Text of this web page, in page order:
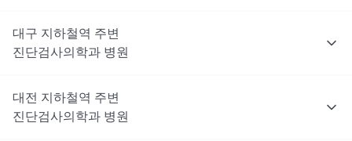
대구 지하철역 주변
진단검사의학과 병원
대전 지하철역 주변
진단검사의학과 병원